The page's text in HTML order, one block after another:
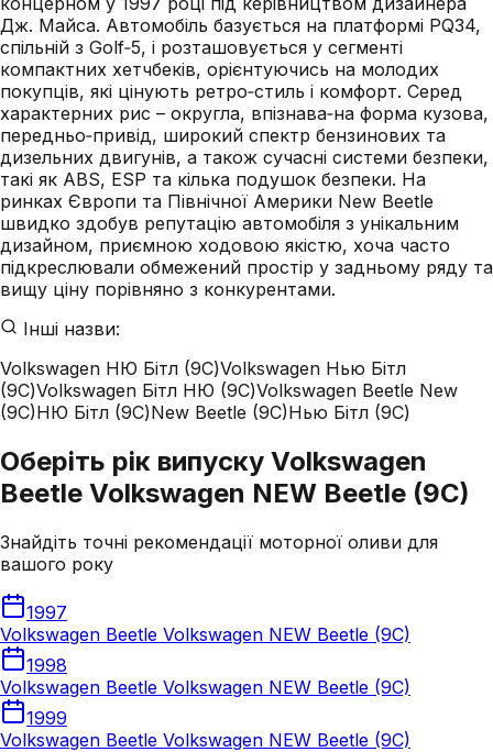
Дж. Майса. Автомобіль базується на платформі PQ34,
спільній з Golf‑5, і розташовується у сегменті
компактних хетчбеків, орієнтуючись на молодих
покупців, які цінують ретро‑стиль і комфорт. Серед
характерних рис – округла, впізнава‑на форма кузова,
передньо‑привід, широкий спектр бензинових та
дизельних двигунів, а також сучасні системи безпеки,
такі як ABS, ESP та кілька подушок безпеки. На
ринках Європи та Північної Америки New Beetle
швидко здобув репутацію автомобіля з унікальним
дизайном, приємною ходовою якістю, хоча часто
підкреслювали обмежений простір у задньому ряду та
вищу ціну порівняно з конкурентами.
Інші назви:
Volkswagen НЮ Бітл (9C)Volkswagen Нью Бітл
(9C)Volkswagen Бітл НЮ (9C)Volkswagen Beetle New
(9C)НЮ Бітл (9C)New Beetle (9C)Нью Бітл (9C)
Оберіть рік випуску Volkswagen
Beetle Volkswagen NEW Beetle (9C)
Знайдіть точні рекомендації моторної оливи для
вашого року
1997
Volkswagen Beetle Volkswagen NEW Beetle (9C)
1998
Volkswagen Beetle Volkswagen NEW Beetle (9C)
1999
Volkswagen Beetle Volkswagen NEW Beetle (9C)